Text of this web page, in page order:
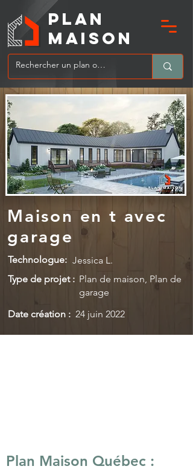
MAIsoN
PLAN
Maison en t avec
garage
Technologue: Jessica L.
Type de projet : Plan de maison, Plan de
garage
Date création : 24 juin 2022
Plan Maison Québec :